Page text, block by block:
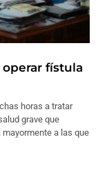
fístula
horas a tratar
grave que
a las que